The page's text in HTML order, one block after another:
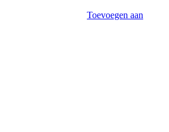
Toevoegen aan